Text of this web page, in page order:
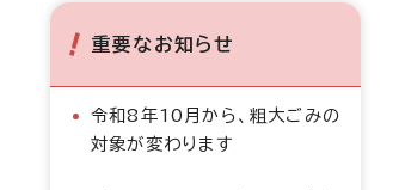
重要なお知らせ
令和8年10月から、粗大ごみの
対象が変わります